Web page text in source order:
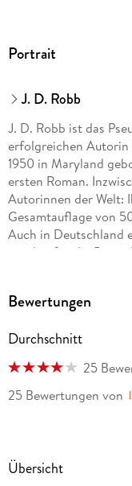
Portrait
J. D. Robb
J. D. Robb ist das
erfolgreichen Autorin
1950 in Maryland
ersten Roman.
Autorinnen der Welt:
Gesamtauflage von
Auch in Deutschland
regelmäßig die
Bewertungen
Durchschnitt
25
25 Bewertungen von
Übersicht